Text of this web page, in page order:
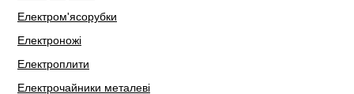
Електром'ясорубки
Електроножі
Електроплити
Електрочайники металеві